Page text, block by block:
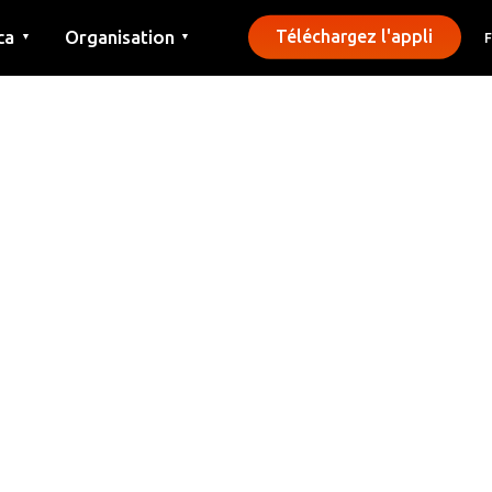
▼ Organisation ▼ Téléchargez l'appli